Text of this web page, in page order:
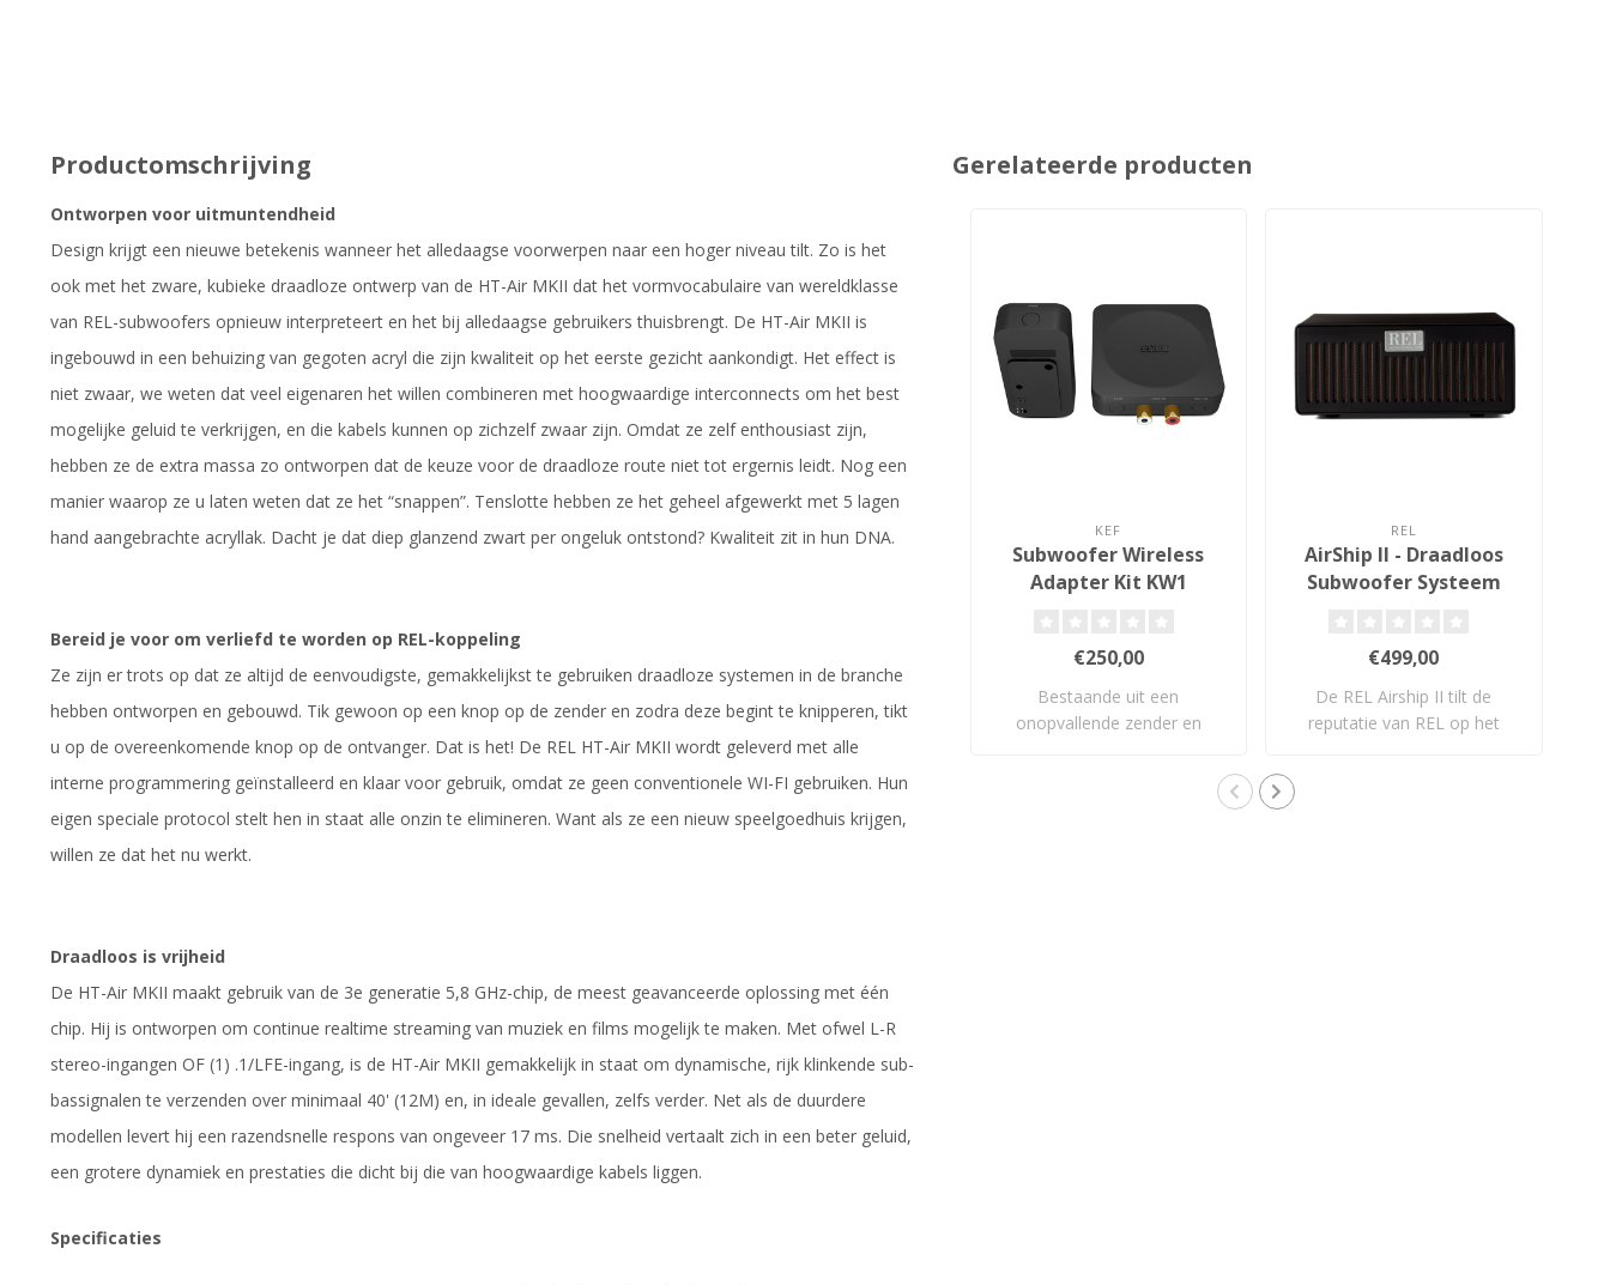
Productomschrijving
Ontworpen voor uitmuntendheid
Design krijgt een nieuwe betekenis wanneer het alledaagse voorwerpen naar een hoger niveau tilt. Zo is het
ook met het zware, kubieke draadloze ontwerp van de HT-Air MKII dat het vormvocabulaire van wereldklasse
van REL-subwoofers opnieuw interpreteert en het bij alledaagse gebruikers thuisbrengt. De HT-Air MKII is
ingebouwd in een behuizing van gegoten acryl die zijn kwaliteit op het eerste gezicht aankondigt. Het effect is
niet zwaar, we weten dat veel eigenaren het willen combineren met hoogwaardige interconnects om het best
mogelijke geluid te verkrijgen, en die kabels kunnen op zichzelf zwaar zijn. Omdat ze zelf enthousiast zijn,
hebben ze de extra massa zo ontworpen dat de keuze voor de draadloze route niet tot ergernis leidt. Nog een
manier waarop ze u laten weten dat ze het “snappen”. Tenslotte hebben ze het geheel afgewerkt met 5 lagen
hand aangebrachte acryllak. Dacht je dat diep glanzend zwart per ongeluk ontstond? Kwaliteit zit in hun DNA.
Bereid je voor om verliefd te worden op REL-koppeling
Ze zijn er trots op dat ze altijd de eenvoudigste, gemakkelijkst te gebruiken draadloze systemen in de branche
hebben ontworpen en gebouwd. Tik gewoon op een knop op de zender en zodra deze begint te knipperen, tikt
u op de overeenkomende knop op de ontvanger. Dat is het! De REL HT-Air MKII wordt geleverd met alle
interne programmering geïnstalleerd en klaar voor gebruik, omdat ze geen conventionele WI-FI gebruiken. Hun
eigen speciale protocol stelt hen in staat alle onzin te elimineren. Want als ze een nieuw speelgoedhuis krijgen,
willen ze dat het nu werkt.
Draadloos is vrijheid
De HT-Air MKII maakt gebruik van de 3e generatie 5,8 GHz-chip, de meest geavanceerde oplossing met één
chip. Hij is ontworpen om continue realtime streaming van muziek en films mogelijk te maken. Met ofwel L-R
stereo-ingangen OF (1) .1/LFE-ingang, is de HT-Air MKII gemakkelijk in staat om dynamische, rijk klinkende sub-
bassignalen te verzenden over minimaal 40' (12M) en, in ideale gevallen, zelfs verder. Net als de duurdere
modellen levert hij een razendsnelle respons van ongeveer 17 ms. Die snelheid vertaalt zich in een beter geluid,
een grotere dynamiek en prestaties die dicht bij die van hoogwaardige kabels liggen.
Specificaties
Gerelateerde producten
KEF
Subwoofer Wireless
Adapter Kit KW1
€250,00
Bestaande uit een
onopvallende zender en
REL
AirShip II - Draadloos
Subwoofer Systeem
€499,00
De REL Airship II tilt de
reputatie van REL op het